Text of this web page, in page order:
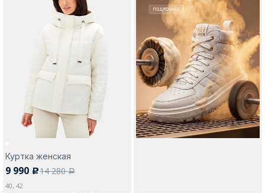
Акции / Новости
Адреса магазинов
Да, все верно
Куртка женская
9 990 c14 280a
40, 42